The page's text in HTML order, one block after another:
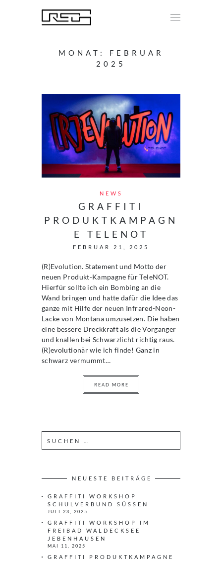
MONAT: FEBRUAR
2025
NEWS
GRAFFITI
PRODUKTKAMPAGN
E TELENOT
FEBRUAR 21, 2025
(R)Evolution. Statement und Motto der
neuen Produkt-Kampagne für TeleNOT.
Hierfür sollte ich ein Bombing an die
Wand bringen und hatte dafür die Idee das
ganze mit Hilfe der neuen Infrared-Neon-
Lacke von Montana umzusetzen. Die haben
eine bessere Dreckkraft als die Vorgänger
und knallen bei Schwarzlicht richtig raus.
(R)evolutionär wie ich finde! Ganz in
schwarz vermummt…
READ MORE
e
n
NEUESTE BEITRÄGE
GRAFFITI WORKSHOP
SCHULVERBUND SÜSSEN
JULI 23, 2025
GRAFFITI WORKSHOP IM
FREIBAD WALDECKSEE
JEBENHAUSEN
MAI 11, 2025
GRAFFITI PRODUKTKAMPAGNE